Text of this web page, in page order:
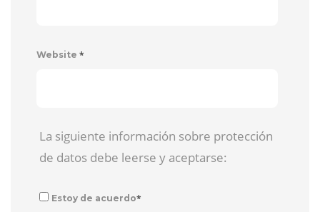
Website *
La siguiente información sobre protección
de datos debe leerse y aceptarse:
Estoy de acuerdo*